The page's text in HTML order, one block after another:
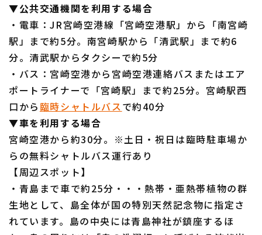
▼公共交通機関を利用する場合
・電車：JR宮崎空港線「宮崎空港駅」から「南宮崎
駅」まで約5分。南宮崎駅から「清武駅」まで約6
分。清武駅からタクシーで約5分
・バス：宮崎空港から宮崎空港連絡バスまたはエア
ポートライナーで「宮崎駅」まで約25分。宮崎駅西
口から 臨時シャトルバスで約40分
▼車を利用する場合
宮崎空港から約30分。※土日・祝日は臨時駐車場か
らの無料シャトルバス運行あり
【周辺スポット】
・青島まで車で約25分・・・熱帯・亜熱帯植物の群
生地として、島全体が国の特別天然記念物に指定さ
れています。島の中央には青島神社が鎮座するほ